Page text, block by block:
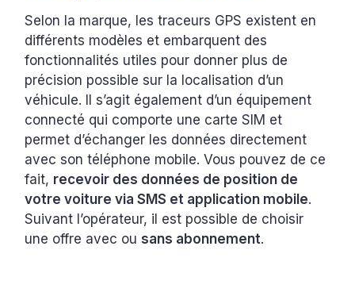
Selon la marque, les traceurs GPS existent en
différents modèles et embarquent des
fonctionnalités utiles pour donner plus de
précision possible sur la localisation d’un
véhicule. Il s’agit également d’un équipement
connecté qui comporte une carte SIM et
permet d’échanger les données directement
avec son téléphone mobile. Vous pouvez de ce
fait, recevoir des données de position de
votre voiture via SMS et application mobile.
Suivant l’opérateur, il est possible de choisir
une offre avec ousans abonnement.